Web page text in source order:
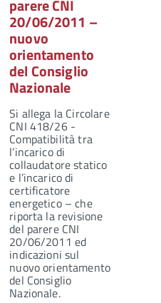
parere CNI
20/06/2011 –
nuovo
orientamento
del Consiglio
Nazionale
Si allega la Circolare
CNI 418/26 -
Compatibilità tra
l’incarico di
collaudatore statico
e l’incarico di
certificatore
energetico – che
riporta la revisione
del parere CNI
20/06/2011 ed
indicazioni sul
nuovo orientamento
del Consiglio
Nazionale.